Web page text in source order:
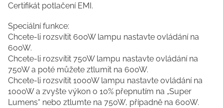
Certifikát potlačení EMI.
Speciální funkce:
Chcete-li rozsvítit 600W lampu nastavte ovládání na
600W.
Chcete-li rozsvítit 750W lampu nastavte ovládání na
750W a poté můžete ztlumit na 600W.
Chcete-li rozsvítit 1000W lampu nastavte ovládání na
1000W a zvyšte výkon o 10% přepnutím na „Super
Lumens“ nebo ztlumte na 750W, případně na 600W.